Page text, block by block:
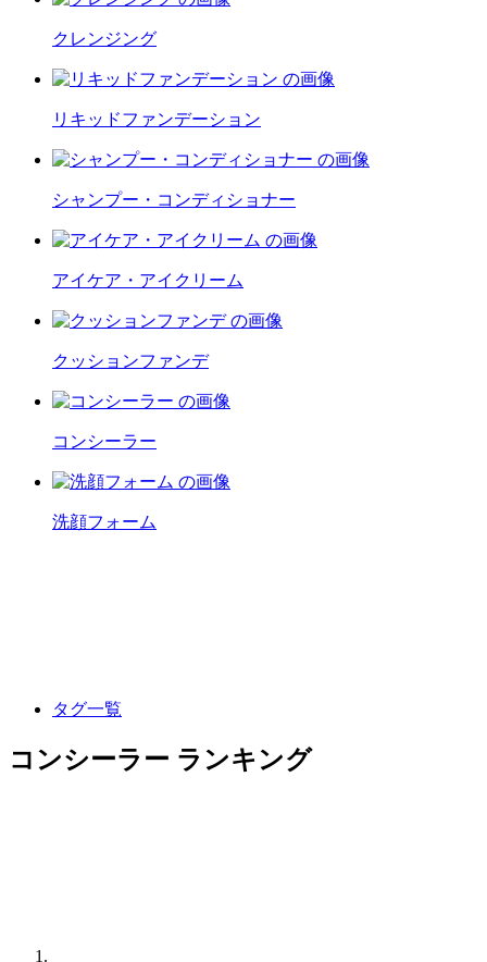
クレンジング
リキッドファンデーション
シャンプー・コンディショナー
アイケア・アイクリーム
クッションファンデ
コンシーラー
洗顔フォーム
タグ一覧
コンシーラー ランキング